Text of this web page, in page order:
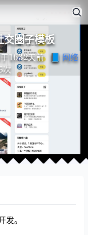
圈子模板
于 天 前
辑于1632
前
📘网络
次
。